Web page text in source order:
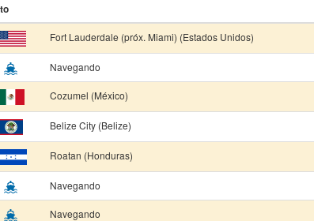
Fort Lauderdale (próx. Miami) (Estados Unidos)
Navegando
Cozumel (México)
Belize City (Belize)
Roatan (Honduras)
Navegando
Navegando